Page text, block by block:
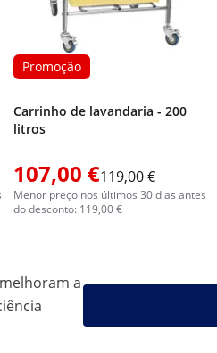
Promoção
Carrinho de lavandaria - 200
litros
107,00 €119,00 €
Menor preço nos últimos 30 dias antes
do desconto: 119,00 €
a